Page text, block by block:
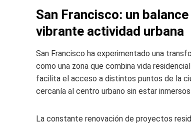
San Francisco: un
vibrante actividad urbana
San Francisco ha experimentado una
como una zona que combina vida
facilita el acceso a distintos puntos de la
cercanía al centro urbano sin estar
La constante renovación de proyectos